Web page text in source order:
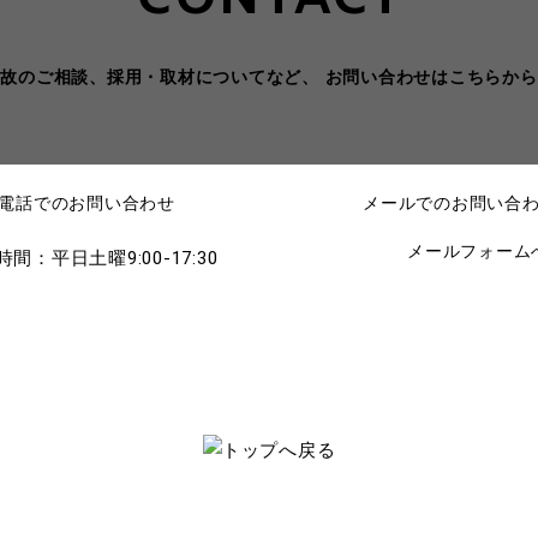
のご相談、採用・取材についてなど、 お問い合わせはこちらから
話でのお問い合わせ メールでのお問い合
メールフォーム